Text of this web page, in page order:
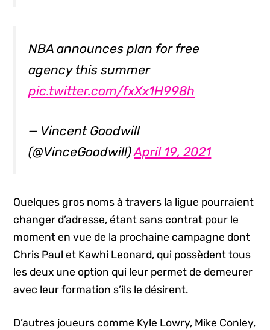
NBA announces plan for free
agency this summer
pic.twitter.com/fxXx1H998h
— Vincent Goodwill
(@VinceGoodwill)April 19, 2021
Quelques gros noms à travers la ligue pourraient
changer d’adresse, étant sans contrat pour le
moment en vue de la prochaine campagne dont
Chris Paul et Kawhi Leonard, qui possèdent tous
les deux une option qui leur permet de demeurer
avec leur formation s’ils le désirent.
D’autres joueurs comme Kyle Lowry, Mike Conley,